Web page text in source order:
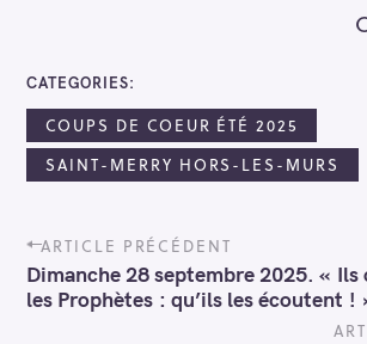
CATEGORIES
COUPS DE COEUR ÉTÉ 2025
SAINT-MERRY HORS-LES-MURS
P
o
s
t
ARTICLE PRÉCÉDENT
Dimanche 28 septembre 2025. «
les Prophètes : qu’ils les écoutent !
h
e
r
c
e
r